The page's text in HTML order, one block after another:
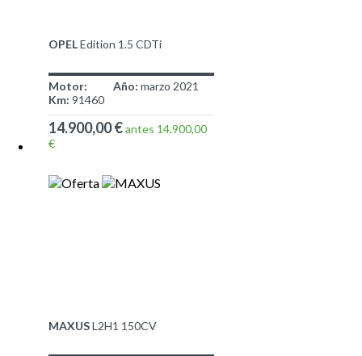
OPELEdition 1.5 CDTi
Motor: Año: marzo 2021
Km: 91460
14.900,00 €antes 14.900,00
€
MAXUSL2H1 150CV